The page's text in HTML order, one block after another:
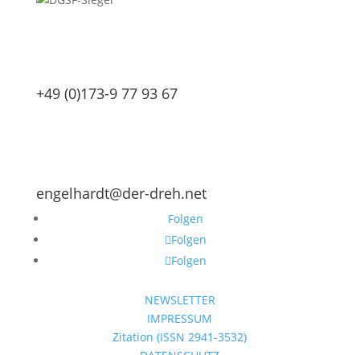
+49 (0)173-9 77 93 67
engelhardt@der-dreh.net
Folgen
Folgen
Folgen
NEWSLETTER
IMPRESSUM
Zitation (ISSN 2941-3532)